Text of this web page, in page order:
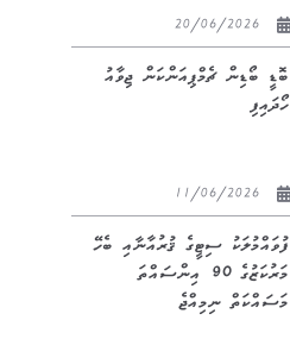
ބޮޑީ ބޯޑިން ޗެމްޕިއަންކަން ޖިވާއު
ހޯދައިފި
ފުވައްމުލަކު ސިޓީގެ ޤުރުއާނާއި ބެހޭ
މަރުކަޒުގެ 90 އިންސައްތަ
މަސައްކަތް ނިމިއްޖެ